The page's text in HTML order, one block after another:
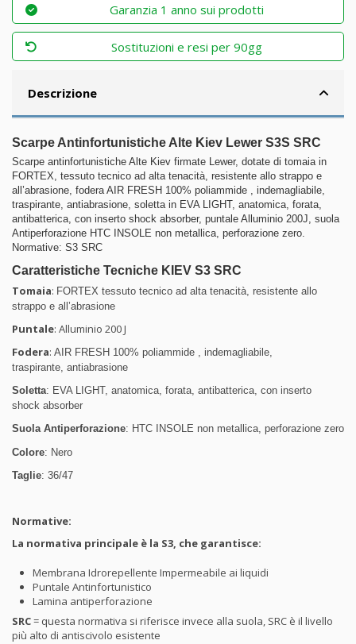
Garanzia 1 anno sui prodotti
Sostituzioni e resi per 90gg
Descrizione
Scarpe Antinfortunistiche Alte Kiev Lewer S3S SRC
Scarpe antinfortunistiche Alte Kiev firmate Lewer, dotate di tomaia in
FORTEX, tessuto tecnico ad alta tenacità, resistente allo strappo e
all’abrasione, fodera AIR FRESH 100% poliammide , indemagliabile,
traspirante, antiabrasione, soletta in EVA LIGHT, anatomica, forata,
antibatterica, con inserto shock absorber, puntale Alluminio 200J, suola
Antiperforazione HTC INSOLE non metallica, perforazione zero.
Normative: S3 SRC
Caratteristiche Tecniche KIEV S3 SRC
Tomaia: FORTEX tessuto tecnico ad alta tenacità, resistente allo
strappo e all’abrasione
Puntale: Alluminio 200 J
Fodera: AIR FRESH 100% poliammide , indemagliabile,
traspirante, antiabrasione
Soletta: EVA LIGHT, anatomica, forata, antibatterica, con inserto
shock absorber
Suola Antiperforazione: HTC INSOLE non metallica, perforazione zero
Colore: Nero
Taglie: 36/47
Normative:
La normativa principale è la S3, che garantisce:
Membrana Idrorepellente Impermeabile ai liquidi
Puntale Antinfortunistico
Lamina antiperforazione
SRC= questa normativa si riferisce invece alla suola, SRC è il livello
più alto di antiscivolo esistente